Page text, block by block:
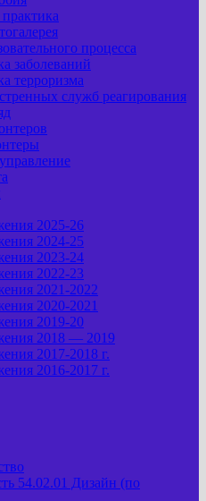
процесса
заболеваний
терроризма
служб реагирования
2025-26
2024-25
2023-24
2022-23
2021-2022
2020-2021
2019-20
2018 — 2019
2017-2018 г.
2016-2017 г.
54.02.01 Дизайн (по